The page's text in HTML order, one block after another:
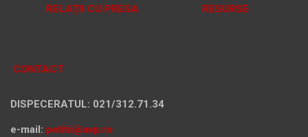
RELAȚII CU PRESA RESURSE
CONTACT
DISPECERATUL: 021/312.71.34
e-mail: petitii@avp.ro